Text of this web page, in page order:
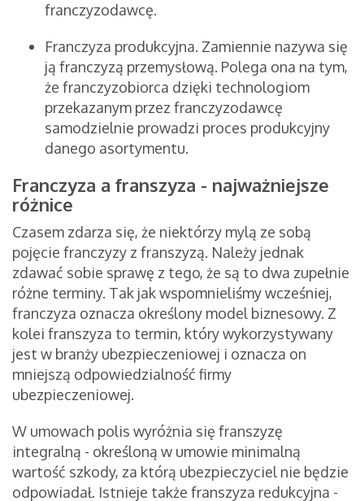
franczyzodawcę.
Franczyza produkcyjna. Zamiennie nazywa się
ją franczyzą przemysłową. Polega ona na tym,
że franczyzobiorca dzięki technologiom
przekazanym przez franczyzodawcę
samodzielnie prowadzi proces produkcyjny
danego asortymentu.
Franczyza a franszyza - najważniejsze
różnice
Czasem zdarza się, że niektórzy mylą ze sobą
pojęcie franczyzy z franszyzą. Należy jednak
zdawać sobie sprawę z tego, że są to dwa zupełnie
różne terminy. Tak jak wspomnieliśmy wcześniej,
franczyza oznacza określony model biznesowy. Z
kolei franszyza to termin, który wykorzystywany
jest w branży ubezpieczeniowej i oznacza on
mniejszą odpowiedzialność firmy
ubezpieczeniowej.
W umowach polis wyróżnia się franszyzę
integralną - określoną w umowie minimalną
wartość szkody, za którą ubezpieczyciel nie będzie
odpowiadał. Istnieje także franszyza redukcyjna -